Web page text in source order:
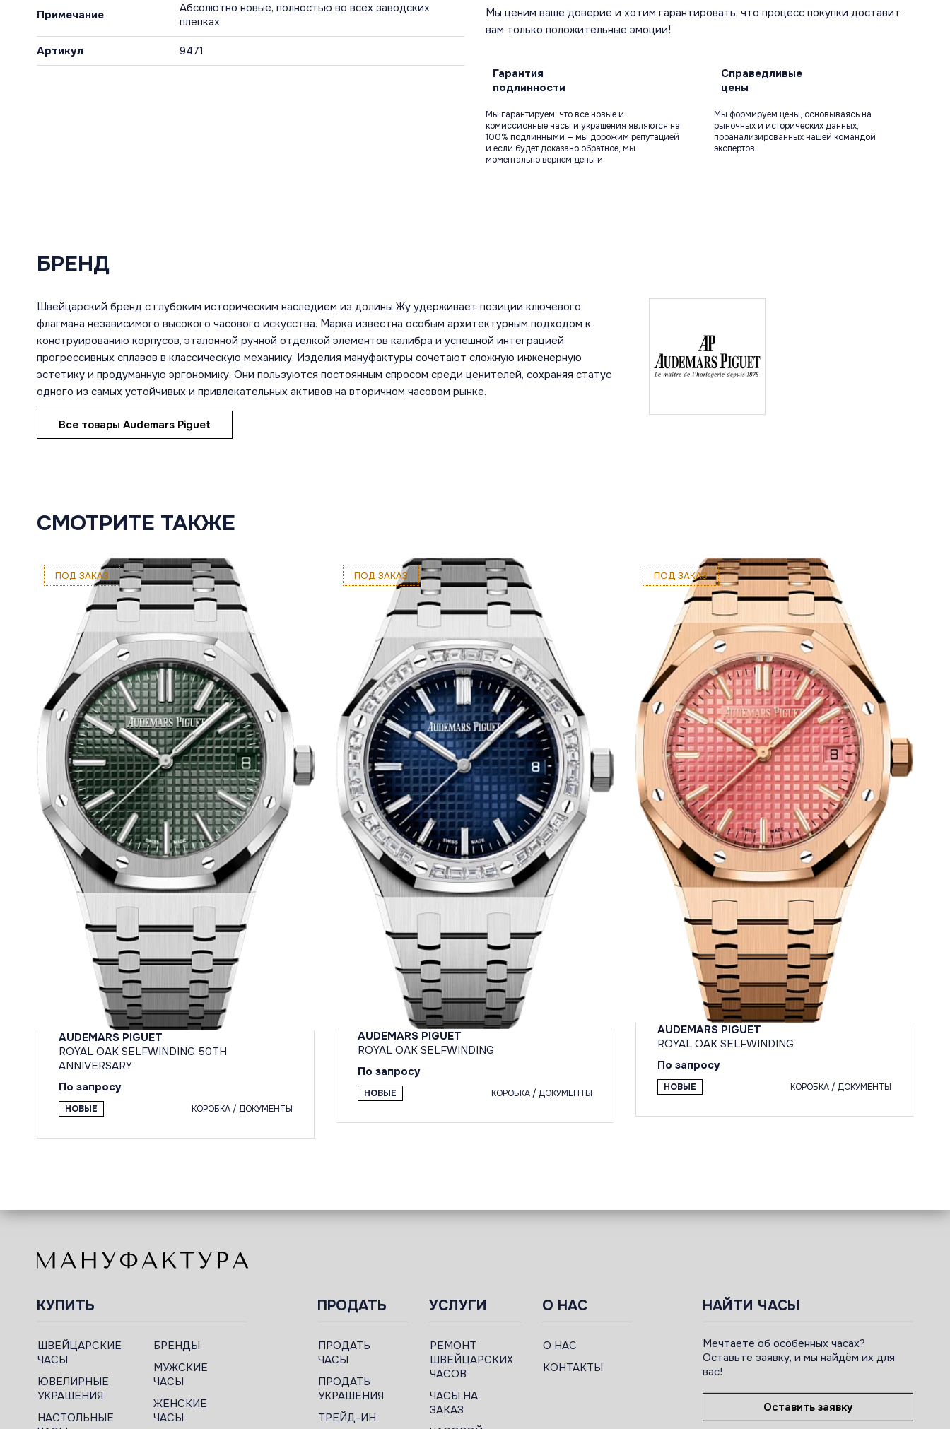
Примечание
Абсолютно новые, полностью во всех заводских
пленках
Артикул 9471
Мы ценим ваше доверие и хотим гарантировать, что процесс покупки доставит
вам только положительные эмоции!
Гарантия
подлинности
Мы гарантируем, что все новые и
комиссионные часы и украшения являются на
100% подлинными — мы дорожим репутацией
и если будет доказано обратное, мы
моментально вернем деньги.
Справедливые
цены
Мы формируем цены, основываясь на
рыночных и исторических данных,
проанализированных нашей командой
экспертов.
БРЕНД
Швейцарский бренд с глубоким историческим наследием из долины Жу удерживает позиции ключевого
флагмана независимого высокого часового искусства. Марка известна особым архитектурным подходом к
конструированию корпусов, эталонной ручной отделкой элементов калибра и успешной интеграцией
прогрессивных сплавов в классическую механику. Изделия мануфактуры сочетают сложную инженерную
эстетику и продуманную эргономику. Они пользуются постоянным спросом среди ценителей, сохраняя статус
одного из самых устойчивых и привлекательных активов на вторичном часовом рынке.
Все товары Audemars Piguet
СМОТРИТЕ ТАКЖЕ
ПОД ЗАКАЗ
AUDEMARS PIGUET
ROYAL OAK SELFWINDING 50TH
ANNIVERSARY
По запросу
НОВЫЕ КОРОБКА / ДОКУМЕНТЫ
ПОД ЗАКАЗ
AUDEMARS PIGUET
ROYAL OAK SELFWINDING
По запросу
НОВЫЕ КОРОБКА / ДОКУМЕНТЫ
ПОД ЗАКАЗ
AUDEMARS PIGUET
ROYAL OAK SELFWINDING
По запросу
НОВЫЕ КОРОБКА / ДОКУМЕНТЫ
КУПИТЬ
ШВЕЙЦАРСКИЕ
ЧАСЫ
ЮВЕЛИРНЫЕ
УКРАШЕНИЯ
НАСТОЛЬНЫЕ
БРЕНДЫ
МУЖСКИЕ
ЧАСЫ
ЖЕНСКИЕ
ЧАСЫ
ПРОДАТЬ
ПРОДАТЬ
ЧАСЫ
ПРОДАТЬ
УКРАШЕНИЯ
ТРЕЙД-ИН
УСЛУГИ
РЕМОНТ
ШВЕЙЦАРСКИХ
ЧАСОВ
ЧАСЫ НА
ЗАКАЗ
О НАС
О НАС
КОНТАКТЫ
НАЙТИ ЧАСЫ
Мечтаете об особенных часах?
Оставьте заявку, и мы найдём их для
вас!
Оставить заявку